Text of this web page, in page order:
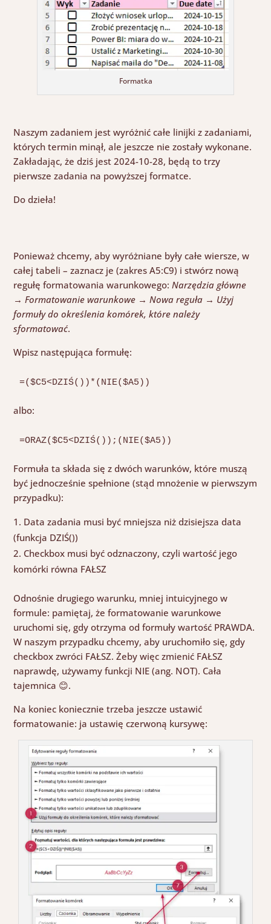
Formatka
Naszym zadaniem jest wyróżnić całe linijki z zadaniami,
których termin minął, ale jeszcze nie zostały wykonane.
Zakładając, że dziś jest 2024-10-28, będą to trzy
pierwsze zadania na powyższej formatce.
Do dzieła!
Ponieważ chcemy, aby wyróżniane były całe wiersze, w
całej tabeli – zaznacz je (zakres A5:C9) i stwórz nową
regułę formatowania warunkowego:Narzędzia główne
→ Formatowanie warunkowe → Nowa reguła → Użyj
formuły do określenia komórek, które należy
sformatować.
Wpisz następująca formułę:
=($C5<DZIŚ())*(NIE($A5))
albo:
=ORAZ($C5<DZIŚ());(NIE($A5))
Formuła ta składa się z dwóch warunków, które muszą
być jednocześnie spełnione (stąd mnożenie w pierwszym
przypadku):
Data zadania musi być mniejsza niż dzisiejsza data
(funkcja DZIŚ())
Checkbox musi być odznaczony, czyli wartość jego
komórki równa FAŁSZ
Odnośnie drugiego warunku, mniej intuicyjnego w
formule: pamiętaj, że formatowanie warunkowe
uruchomi się, gdy otrzyma od formuły wartość PRAWDA.
W naszym przypadku chcemy, aby uruchomiło się, gdy
checkbox zwróci FAŁSZ. Żeby więc zmienić FAŁSZ
naprawdę, używamy funkcji NIE (ang. NOT). Cała
tajemnica 😊.
Na koniec koniecznie trzeba jeszcze ustawić
formatowanie: ja ustawię czerwoną kursywę: